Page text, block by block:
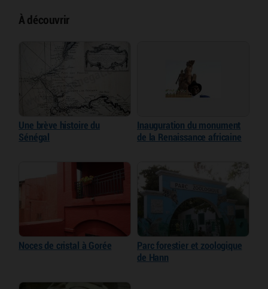
À découvrir
Une brève histoire du
Sénégal
Inauguration du monument
de la Renaissance africaine
Noces de cristal à Gorée
Parc forestier et zoologique
de Hann